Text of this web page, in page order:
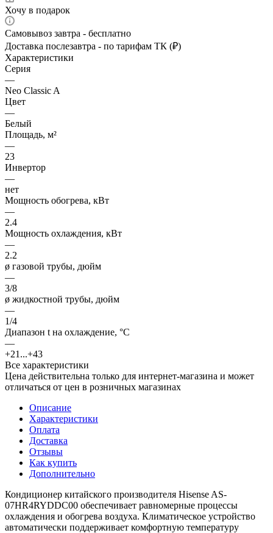
Хочу в подарок
Самовывоз завтра - бесплатно
Доставка послезавтра - по тарифам ТК (₽)
Характеристики
Серия
—
Neo Classic A
Цвет
—
Белый
Площадь, м²
—
23
Инвертор
—
нет
Мощность обогрева, кВт
—
2.4
Мощность охлаждения, кВт
—
2.2
ø газовой трубы, дюйм
—
3/8
ø жидкостной трубы, дюйм
—
1/4
Диапазон t на охлаждение, °С
—
+21...+43
Все характеристики
Цена действительна только для интернет-магазина и может
отличаться от цен в розничных магазинах
Описание
Характеристики
Оплата
Доставка
Отзывы
Как купить
Дополнительно
Кондиционер китайского производителя Hisense AS-
07HR4RYDDC00 обеспечивает равномерные процессы
охлаждения и обогрева воздуха. Климатическое устройство
автоматически поддерживает комфортную температуру